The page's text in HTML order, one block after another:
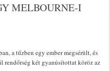
MELBOURNE-I
a tűzben egy ember megsérült, és
rendőrség két gyanúsítottat köröz az